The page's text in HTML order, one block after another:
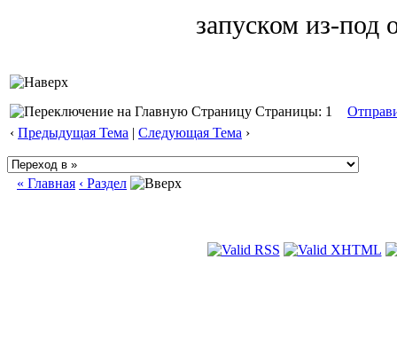
запуском из-под
Страницы: 1
‹ Предыдущая Тема | Следующая Тема ›
« Главная ‹ Раздел